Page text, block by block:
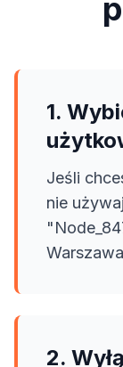
1.
Jeśli
nie
2.